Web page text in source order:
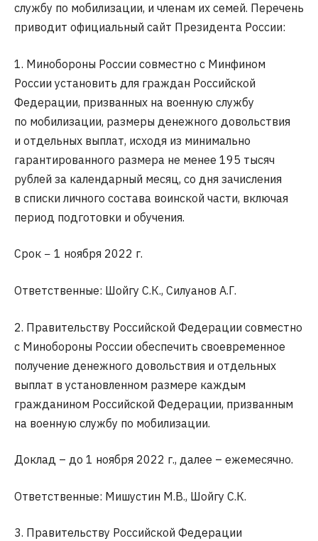
службу по мобилизации, и членам их семей. Перечень
приводит официальный сайт Президента России:
1. Минобороны России совместно с Минфином
России установить для граждан Российской
Федерации, призванных на военную службу
по мобилизации, размеры денежного довольствия
и отдельных выплат, исходя из минимально
гарантированного размера не менее 195 тысяч
рублей за календарный месяц, со дня зачисления
в списки личного состава воинской части, включая
период подготовки и обучения.
Срок − 1 ноября 2022 г.
Ответственные: Шойгу С.К., Силуанов А.Г.
2. Правительству Российской Федерации совместно
с Минобороны России обеспечить своевременное
получение денежного довольствия и отдельных
выплат в установленном размере каждым
гражданином Российской Федерации, призванным
на военную службу по мобилизации.
Доклад – до 1 ноября 2022 г., далее – ежемесячно.
Ответственные: Мишустин М.В., Шойгу С.К.
3. Правительству Российской Федерации